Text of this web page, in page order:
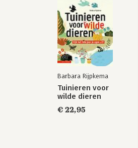
Barbara Rijpkema
Tuinieren voor
wilde dieren
€ 22,95